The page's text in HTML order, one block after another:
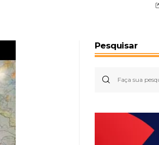
Pesquisar